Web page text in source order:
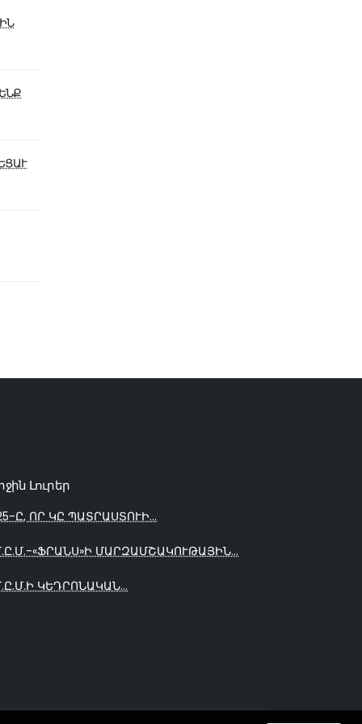
Լուրեր
Ը, ՈՐ ԿԸ ՊԱՏՐԱՍՏՈՒԻ...
«ՖՐԱՆՍ»Ի ՄԱՐԶԱՄՇԱԿՈՒԹԱՅԻՆ...
ԿԵԴՐՈՆԱԿԱՆ...